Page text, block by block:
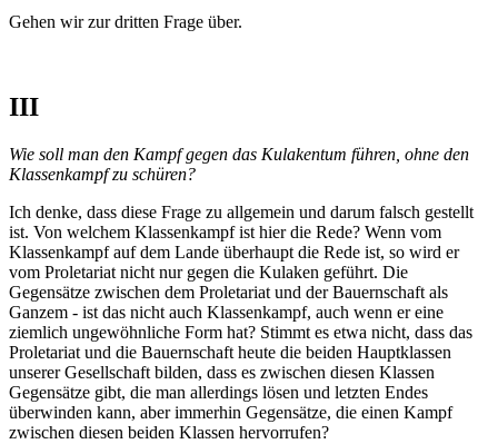
Gehen wir zur dritten Frage über.
III
Wie soll man den Kampf gegen das Kulakentum führen, ohne den
Klassenkampf zu schüren?
Ich denke, dass diese Frage zu allgemein und darum falsch gestellt
ist. Von welchem Klassenkampf ist hier die Rede? Wenn vom
Klassenkampf auf dem Lande überhaupt die Rede ist, so wird er
vom Proletariat nicht nur gegen die Kulaken geführt. Die
Gegensätze zwischen dem Proletariat und der Bauernschaft als
Ganzem - ist das nicht auch Klassenkampf, auch wenn er eine
ziemlich ungewöhnliche Form hat? Stimmt es etwa nicht, dass das
Proletariat und die Bauernschaft heute die beiden Hauptklassen
unserer Gesellschaft bilden, dass es zwischen diesen Klassen
Gegensätze gibt, die man allerdings lösen und letzten Endes
überwinden kann, aber immerhin Gegensätze, die einen Kampf
zwischen diesen beiden Klassen hervorrufen?